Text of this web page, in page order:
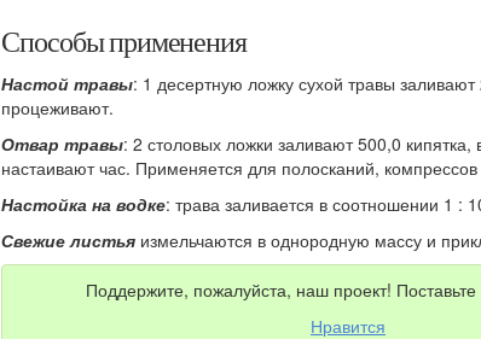
Способы применения
Настой травы: 1 десертную ложку сухой травы
процеживают.
Отвар травы: 2 столовых ложки заливают 500,0
настаивают час. Применяется для полосканий,
Настойка на водке: трава заливается в соотношении 1 :
Свежие листья измельчаются в однородную массу и
Поддержите, пожалуйста, наш проект!
Нравится